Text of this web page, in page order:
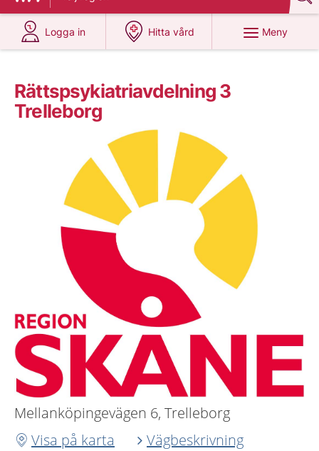
Logga in
på 1177.se
Hitta vård
på 1177.se
Meny
Rättspsykiatriavdelning 3
Trelleborg
Mellanköpingevägen 6, Trelleborg
Visa på karta
Vägbeskrivning